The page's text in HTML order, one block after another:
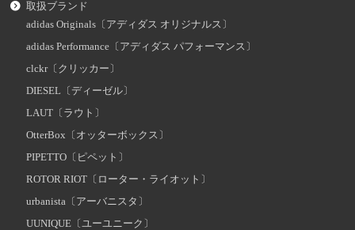
取扱ブランド
adidas Originals〔アディダス オリジナルス〕
adidas Performance〔アディダス パフォーマンス〕
clckr〔クリッカー〕
DIESEL〔ディーゼル〕
LAUT〔ラウト〕
OtterBox〔オッターボックス〕
PIPETTO〔ピペット〕
ROTOR RIOT〔ローター・ライオット〕
urbanista〔アーバニスタ〕
UUNIQUE〔ユーユニーク〕